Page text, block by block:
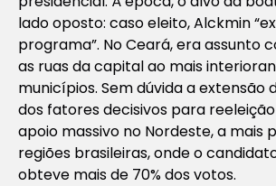
lado oposto: caso eleito, Alckmin
programa”. No Ceará, era assunto
as ruas da capital ao mais
municípios. Sem dúvida a extensão
dos fatores decisivos para
apoio massivo no Nordeste, a mais
regiões brasileiras, onde o
obteve mais de 70% dos votos.